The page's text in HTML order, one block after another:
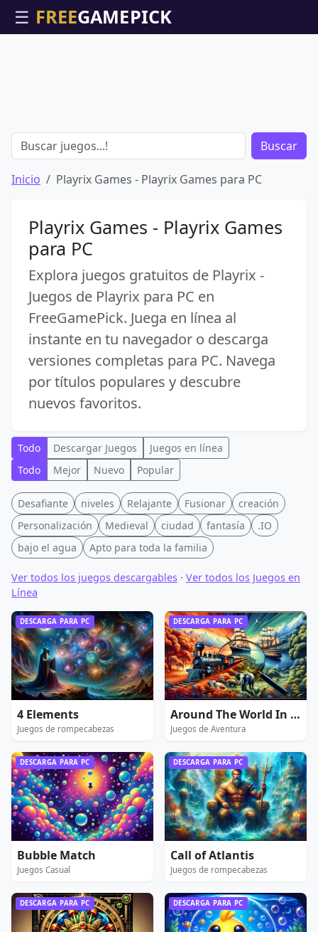
☰
Buscar
Inicio Playrix Games - Playrix Games para PC
Playrix Games - Playrix Games
para PC
Explora juegos gratuitos de Playrix -
Juegos de Playrix para PC en
FreeGamePick. Juega en línea al
instante en tu navegador o descarga
versiones completas para PC. Navega
por títulos populares y descubre
nuevos favoritos.
Todo Descargar Juegos
Juegos en línea
Todo
Mejor Nuevo Popular
Desafiante niveles Relajante Fusionar
creación
Personalización
Medieval ciudad fantasía
.IO
bajo el agua
Apto para toda la familia
Ver todos los juegos descargables · Ver todos los Juegos en
Línea
DESCARGA PARA PC
4 Elements
Juegos de rompecabezas
DESCARGA PARA PC
Around The World In 80 Days Extended Edition
Juegos de Aventura
DESCARGA PARA PC
Bubble Match
Juegos Casual
DESCARGA PARA PC
Call of Atlantis
Juegos de rompecabezas
DESCARGA PARA PC DESCARGA PARA PC